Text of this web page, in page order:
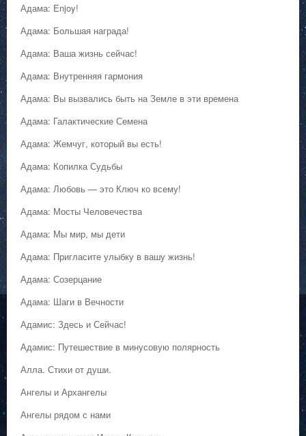
Адама: Enjoy!
Адама: Большая награда!
Адама: Ваша жизнь сейчас!
Адама: Внутренняя гармония
Адама: Вы вызвались быть на Земле в эти времена
Адама: Галактические Семена
Адама: Жемчуг, который вы есть!
Адама: Копилка Судьбы
Адама: Любовь — это Ключ ко всему!
Адама: Мосты Человечества
Адама: Мы мир, мы дети
Адама: Пригласите улыбку в вашу жизнь!
Адама: Созерцание
Адама: Шаги в Вечности
Адамис: Здесь и Сейчас!
Адамис: Путешествие в минусовую полярность
Алла. Стихи от души.
Ангелы и Архангелы
Ангелы рядом с нами